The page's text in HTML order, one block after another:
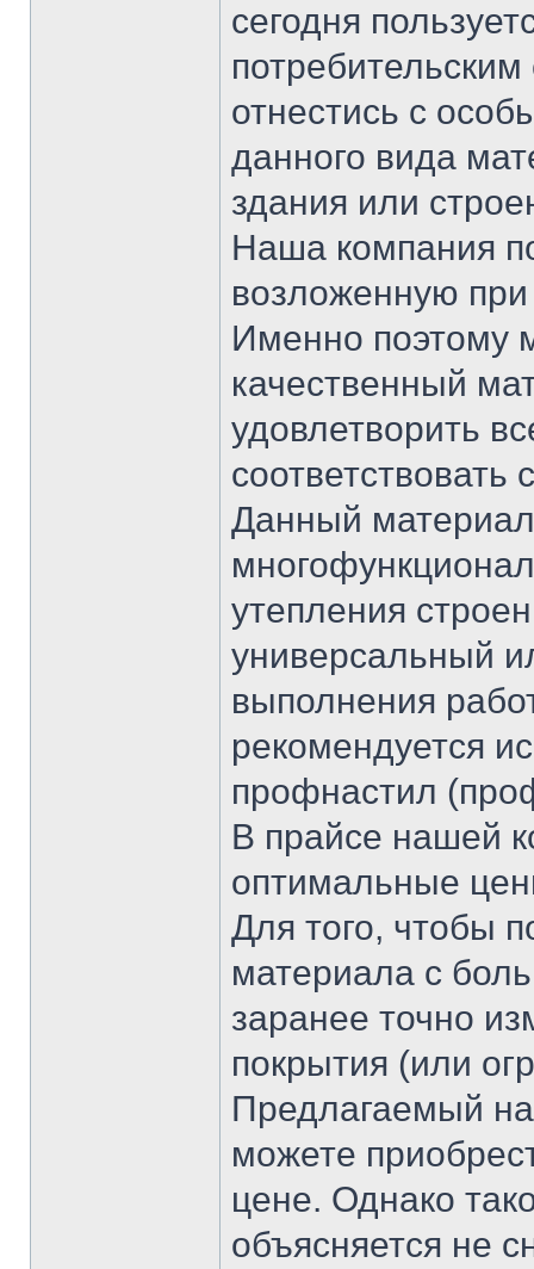
сегодня
отнестись с
данного вида
здания или
Наша компания
возложенную
Именно поэтому
качественный
удовлетворить
Данный
утепления
универсальный
выполнения
рекомендуется
профнастил
В прайсе нашей
оптимальные
Для того, чтобы
материала с
заранее точно
покрытия (или
Предлагаемый
можете
цене. Однако
объясняется не